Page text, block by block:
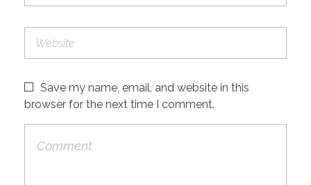
Save my name, email, and website in this
browser for the next time I comment.